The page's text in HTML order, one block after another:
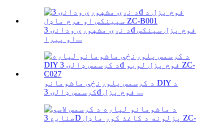
د نړۍ مشهورې ودانۍ 3d فوم پزل سپنکس
او پیرا...
د کرسمس پلورنځي ماشومانو DIY د
کرسمس ډالۍ 3d فوم پزل ...